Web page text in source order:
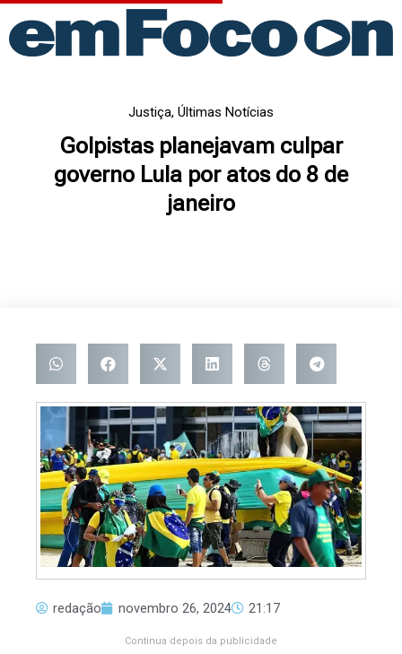
para
Justiça, Últimas Notícias
Golpistas planejavam culpar
governo Lula por atos do 8 de
janeiro
redação novembro 26, 2024 21:17
Continua depois da publicidade